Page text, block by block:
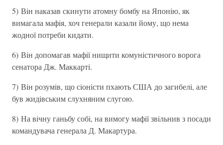
5) Вiн наказав скинути атомну бомбу на Японiю, як
вимагала мафiя, хоч генерали казали йому, що нема
жодної потреби кидати.
6) Вiн допомагав мафiї нищити комунiстичного ворога
сенатора Дж. Маккартi.
7) Вiн розумiв, що сiонiсти пхають США до загибелi, але
був жидiвським слухняним слугою.
8) На вiчну ганьбу собi, на вимогу мафiї звiльнив з посади
командувача генерала Д. Макартура.